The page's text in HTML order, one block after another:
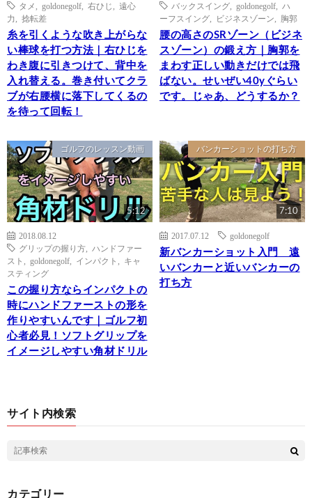
タメ
goldonegolf 右ひじ
遠心
力
捻転差
糸を引くような吹き上がらな
い棒球を打つ方法｜右ひじを
わき腹に引きつけて、背中を
入れ替える。巻き付いてクラ
ブが右腰横に落下してくるの
を待って回転！
バックスイング
goldonegolf
ハ
ーフスイング
ビジネスゾーン 胸郭
腰の高さのSRゾーン（ビジネ
スゾーン）の鍛え方｜胸郭を
まわす正しい動きだけでは飛
ばない。せいぜい40yぐらい
です。じゃあ、どうするか？
ゴルフのレッスン動画
5:12
2018.08.12
グリップの握り方
ハンドファー
スト
goldonegolf インパクト
キャ
スティング
この握り方ならインパクトの
時にハンドファーストの形を
作りやすいんです｜ゴルフ初
心者必見！ソフトグリップを
イメージしやすい角材ドリル
バンカーショットの打ち方
7:10
2017.07.12 goldonegolf
新バンカーショット入門 遠
いバンカーと近いバンカーの
打ち方
サイト内検索
カテゴリー